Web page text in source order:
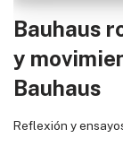
Bauhaus
y
Bauhaus
Reflexión y